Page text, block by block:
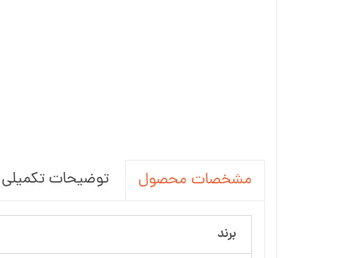
مشخصات محصول توضیحات تکمیلی
برند